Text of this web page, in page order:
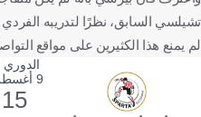
تشيلسي السابق، نظرًا لتدريبه
لم يمنع هذا الكثيرين على مواقع
الدوري
9 أغسطس 2026